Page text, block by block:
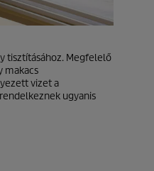
tisztításához. Megfelelő
makacs
vizet a
ugyanis